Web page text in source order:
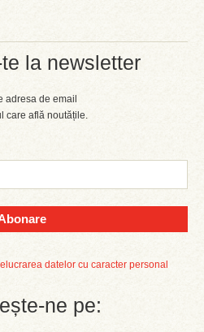
la newsletter
adresa de email
care află noutățile.
datelor cu caracter personal
ne pe: